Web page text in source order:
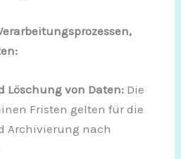
Löschung von Daten: Die
Fristen gelten für die
Archivierung nach